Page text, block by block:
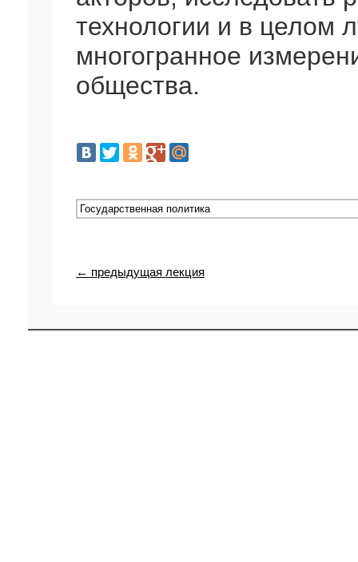
технологии и в целом
многогранное
общества.
← предыдущая лекция